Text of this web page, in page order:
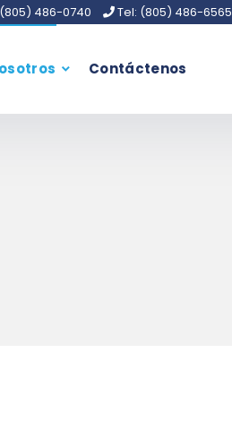
486-0740 Tel: (805) 486-6565
Contáctenos